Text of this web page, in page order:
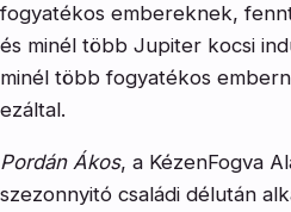
fogyatékos embereknek,
és minél több Jupiter kocsi
minél több fogyatékos
ezáltal.
Pordán Ákos, a KézenFogva
szezonnyitó családi délután